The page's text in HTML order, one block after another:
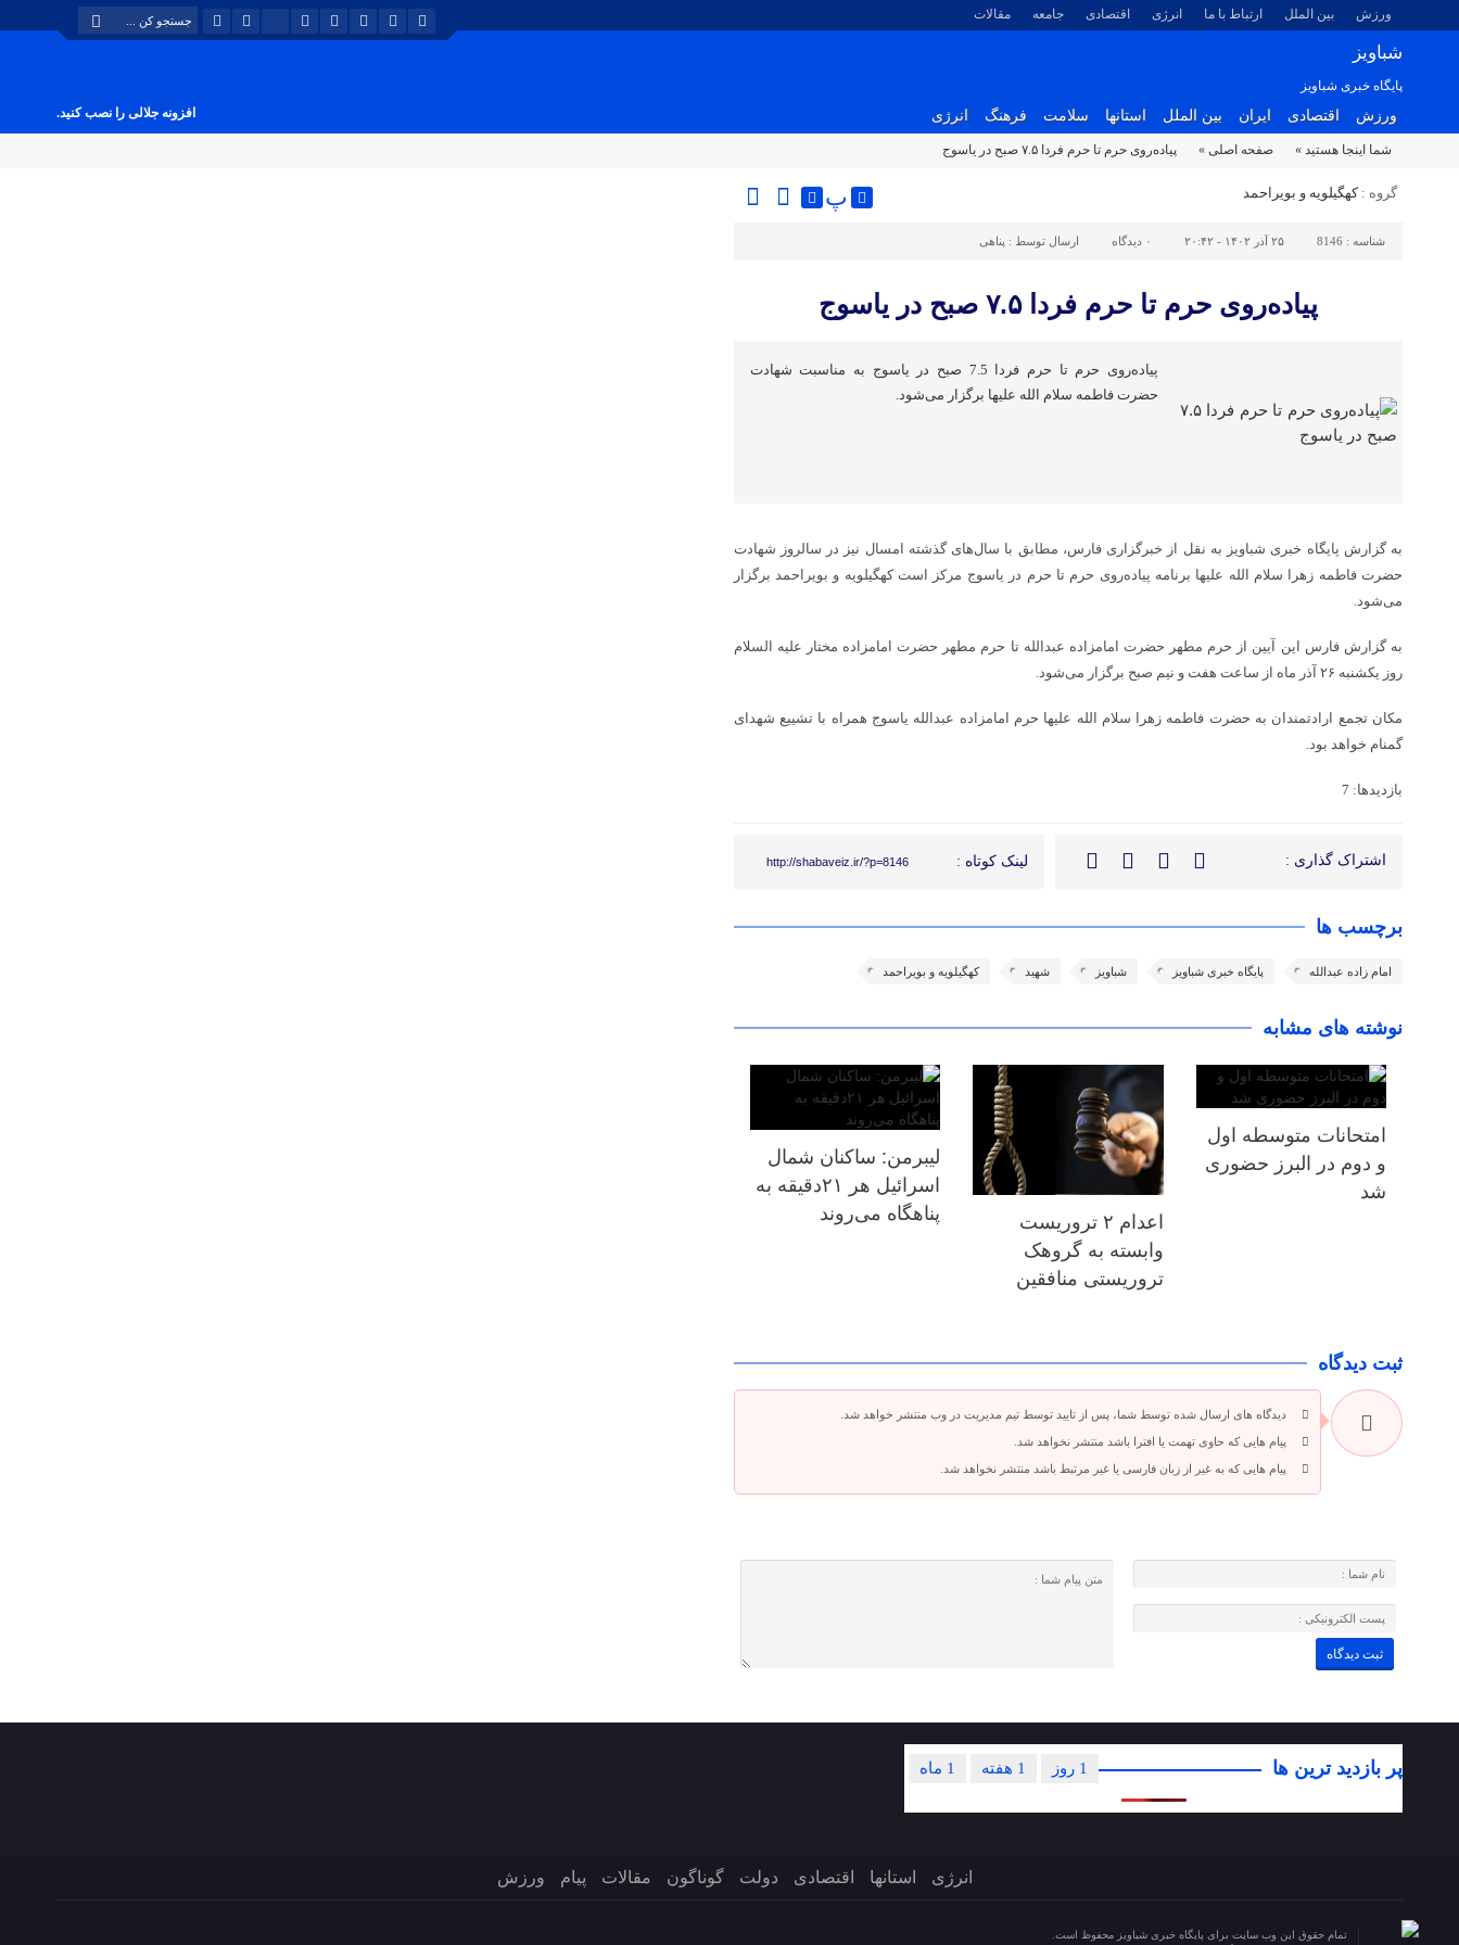
ورزش بین الملل ارتباط با ما انرژی اقتصادی جامعه مقالات
شباویز
پایگاه خبری شباویز
ورزش اقتصادی ایران بین الملل استانها سلامت فرهنگ انرژی افزونه جلالی را نصب کنید.
شما اینجا هستید » صفحه اصلی » پیاده‌روی حرم تا حرم فردا ۷.۵ صبح در یاسوج
گروه :کهگیلویه و بویراحمد پ
شناسه : 8146 ۲۵ آذر ۱۴۰۲ - ۲۰:۴۲ ۰ دیدگاه ارسال توسط : پناهی
پیاده‌روی حرم تا حرم فردا ۷.۵ صبح در یاسوج
پیاده‌روی حرم تا حرم فردا 7.5 صبح در یاسوج به مناسبت شهادت
حضرت فاطمه سلام الله علیها برگزار می‌شود.
به گزارش پایگاه خبری شباویز به نقل از خبرگزاری فارس، مطابق با سال‌های گذشته امسال نیز در سالروز شهادت
حضرت فاطمه زهرا سلام الله علیها برنامه پیاده‌روی حرم تا حرم در یاسوج مرکز است کهگیلویه و بویراحمد برگزار
می‌شود.
به گزارش فارس این آیین از حرم مطهر حضرت امامزاده عبدالله تا حرم مطهر حضرت امامزاده مختار علیه السلام
روز یکشنبه ۲۶ آذر ماه از ساعت هفت و نیم صبح برگزار می‌شود.
مکان تجمع ارادتمندان به حضرت فاطمه زهرا سلام الله علیها حرم امامزاده عبدالله یاسوج همراه با تشییع شهدای
گمنام خواهد بود.
بازدیدها: 7
اشتراک گذاری : لینک کوتاه : http://shabaveiz.ir/?p=8146
برچسب ها
امام زاده عبدالله پایگاه خبری شباویز شباویز شهید کهگیلویه و بویراحمد
نوشته های مشابه
امتحانات متوسطه اول
و دوم در البرز حضوری
شد
اعدام ۲ تروریست
وابسته به گروهک
تروریستی منافقین
لیبرمن: ساکنان شمال
اسرائیل هر ۲۱دقیقه به
پناهگاه می‌روند
ثبت دیدگاه
دیدگاه های ارسال شده توسط شما، پس از تایید توسط تیم مدیریت در وب منتشر خواهد شد.
پیام هایی که حاوی تهمت یا افترا باشد منتشر نخواهد شد.
پیام هایی که به غیر از زبان فارسی یا غیر مرتبط باشد منتشر نخواهد شد.
پر بازدید ترین ها 1 ماه 1 هفته 1 روز
انرژی استانها اقتصادی دولت گوناگون مقالات پیام ورزش
تمام حقوق این وب سایت برای پایگاه خبری شباویز محفوظ است.